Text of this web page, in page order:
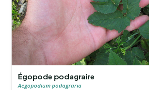
Égopode podagraire
Aegopodium podagraria